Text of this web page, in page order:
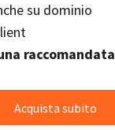
su dominio
raccomandata